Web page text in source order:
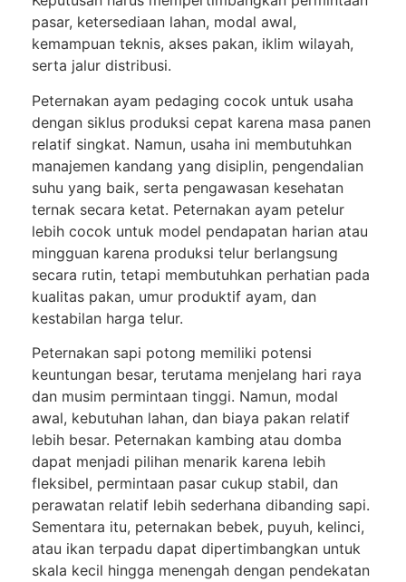
pasar, ketersediaan lahan, modal awal,
kemampuan teknis, akses pakan, iklim wilayah,
serta jalur distribusi.
Peternakan ayam pedaging cocok untuk usaha
dengan siklus produksi cepat karena masa panen
relatif singkat. Namun, usaha ini membutuhkan
manajemen kandang yang disiplin, pengendalian
suhu yang baik, serta pengawasan kesehatan
ternak secara ketat. Peternakan ayam petelur
lebih cocok untuk model pendapatan harian atau
mingguan karena produksi telur berlangsung
secara rutin, tetapi membutuhkan perhatian pada
kualitas pakan, umur produktif ayam, dan
kestabilan harga telur.
Peternakan sapi potong memiliki potensi
keuntungan besar, terutama menjelang hari raya
dan musim permintaan tinggi. Namun, modal
awal, kebutuhan lahan, dan biaya pakan relatif
lebih besar. Peternakan kambing atau domba
dapat menjadi pilihan menarik karena lebih
fleksibel, permintaan pasar cukup stabil, dan
perawatan relatif lebih sederhana dibanding sapi.
Sementara itu, peternakan bebek, puyuh, kelinci,
atau ikan terpadu dapat dipertimbangkan untuk
skala kecil hingga menengah dengan pendekatan